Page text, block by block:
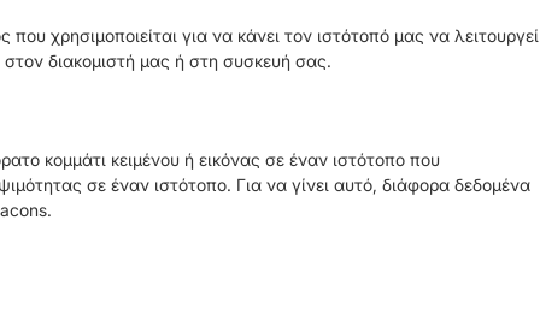
χρησιμοποιείται για να κάνει τον ιστότοπό μας να λειτουργεί
διακομιστή μας ή στη συσκευή σας.
κομμάτι κειμένου ή εικόνας σε έναν ιστότοπο που
σε έναν ιστότοπο. Για να γίνει αυτό, διάφορα δεδομένα